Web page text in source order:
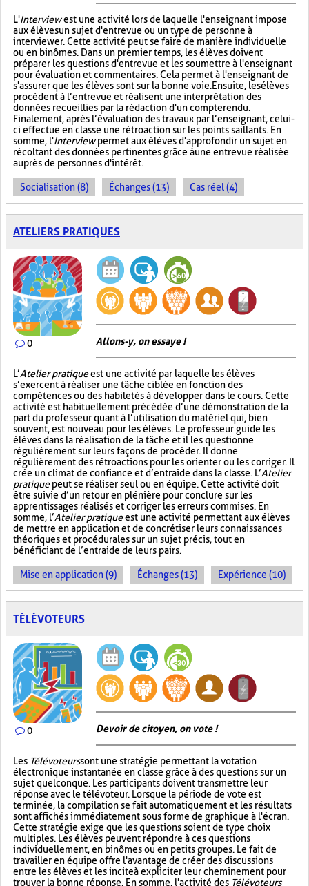
L'Interviewest une activité lors de laquelle l'enseignant impose
aux élèves un sujet d'entrevue ou un type de personne à
interviewer. Cette activité peut se faire de manière individuelle
ou en binômes. Dans un premier temps, les élèves doivent
préparer les questions d'entrevue et les soumettre à l'enseignant
pour évaluation et commentaires. Cela permet à l'enseignant de
s'assurer que les élèves sont sur la bonne voie. Ensuite, les élèves
procèdent à l’entrevue et réalisent une interprétation des
données recueillies par la rédaction d'un compte rendu.
Finalement, après l’évaluation des travaux par l’enseignant, celui-
ci effectue en classe une rétroaction sur les points saillants. En
somme, l'Interviewpermet aux élèves d'approfondir un sujet en
récoltant des données pertinentes grâce à une entrevue réalisée
auprès de personnes d'intérêt.
Socialisation (8) Échanges (13) Cas réel (4)
ATELIERS PRATIQUES
0 Allons-y, on essaye !
L’Atelier pratiqueest une activité par laquelle les élèves
s’exercent à réaliser une tâche ciblée en fonction des
compétences ou des habiletés à développer dans le cours. Cette
activité est habituellement précédée d’une démonstration de la
part du professeur quant à l’utilisation du matériel qui, bien
souvent, est nouveau pour les élèves. Le professeur guide les
élèves dans la réalisation de la tâche et il les questionne
régulièrement sur leurs façons de procéder. Il donne
régulièrement des rétroactions pour les orienter ou les corriger. Il
crée un climat de confiance et d’entraide dans la classe. L’Atelier
pratiquepeut se réaliser seul ou en équipe. Cette activité doit
être suivie d’un retour en plénière pour conclure sur les
apprentissages réalisés et corriger les erreurs commises. En
somme, l’Atelier pratiqueest une activité permettant aux élèves
de mettre en application et de concrétiser leurs connaissances
théoriques et procédurales sur un sujet précis, tout en
bénéficiant de l’entraide de leurs pairs.
Mise en application (9) Échanges (13) Expérience (10)
TÉLÉVOTEURS
0 Devoir de citoyen, on vote !
Les Télévoteurssont une stratégie permettant la votation
électronique instantanée en classe grâce à des questions sur un
sujet quelconque. Les participants doivent transmettre leur
réponse avec le télévoteur. Lorsque la période de vote est
terminée, la compilation se fait automatiquement et les résultats
sont affichés immédiatement sous forme de graphique à l'écran.
Cette stratégie exige que les questions soient de type choix
multiples. Les élèves peuvent répondre à ces questions
individuellement, en binômes ou en petits groupes. Le fait de
travailler en équipe offre l'avantage de créer des discussions
entre les élèves et les incite à expliciter leur cheminement pour
trouver la bonne réponse. En somme, l'activité des Télévoteurs